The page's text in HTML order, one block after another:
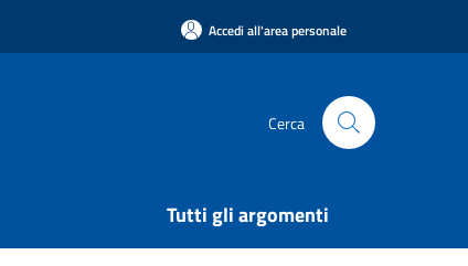
Accedi all'area personale
Cerca
Tutti gli argomenti